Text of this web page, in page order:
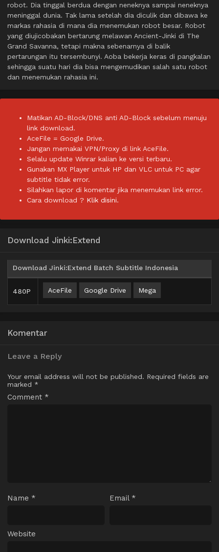
robot. Dia tinggal berdua dengan neneknya sampai neneknya
meninggal dunia. Tak lama setelah dia diculik dan dibawa ke
markas rahasia di mana dia menemukan robot besar. Robot
yang diujicobakan bertarung melawan Ancient-Jinki di The
Grand Savanna, tetapi makna sebenarnya di balik
pertarungan itu tersembunyi. Aoba bekerja keras di pangkalan
sehingga suatu hari dia bisa mengemudikan salah satu robot
dan menemukan rahasia ini.
Matikan AD-Block/DNS anti AD-Block sebelum menuju
link download.
AceFile = Google Drive.
Jangan memakai VPN/Proxy di link AceFile.
Selalu update Winrar kalian ke versi terbaru.
Gunakan MX Player untuk HP dan VLC untuk PC agar
subtitle tidak error.
Silahkan lapor di komentar jika menemukan link error.
Cara download ? Klik disini.
Download Jinki:Extend
Download Jinki:Extend Batch Subtitle Indonesia
480P AceFile Google Drive Mega
Komentar
Leave a Reply
Your email address will not be published. Required fields are
marked *
Comment *
Name * Email *
Website